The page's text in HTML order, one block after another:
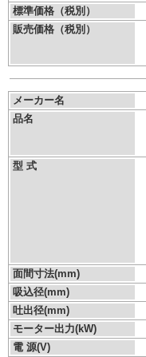
標準価格（税別）
販売価格（税別）
メーカー名
品名
型 式
面間寸法(mm)
吸込径(mm)
吐出径(mm)
モーター出力(kW)
電 源(V)